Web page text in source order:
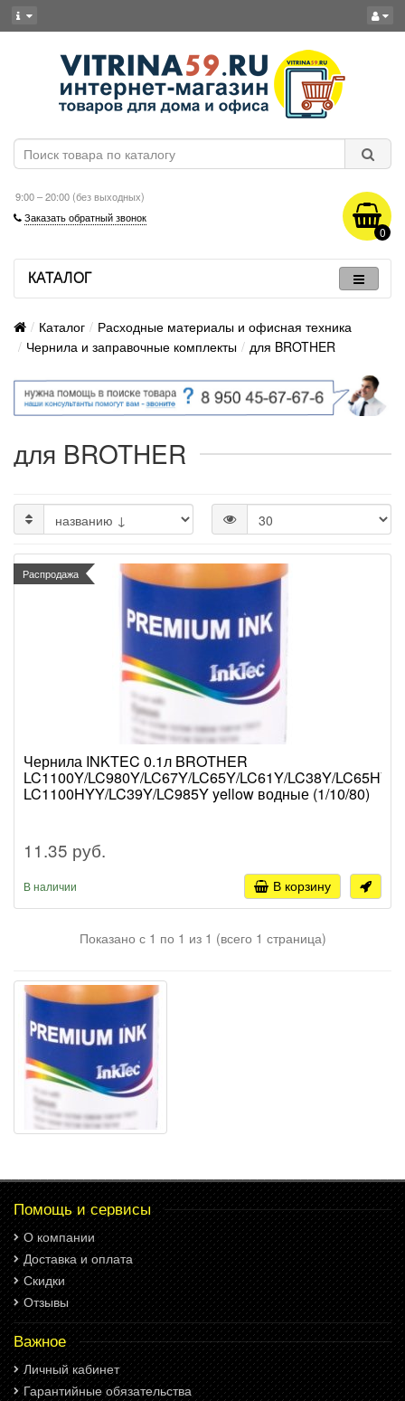
9:00 – 20:00 (без выходных)
Заказать обратный звонок
0
КАТАЛОГ
Каталог
Расходные материалы и офисная техника
Чернила и заправочные комплекты
для BROTHER
для BROTHER
Распродажа
Чернила INKTEC 0.1л BROTHER
LC1100Y/LC980Y/LC67Y/LC65Y/LC61Y/LC38Y/LC65HYY/
LC1100HYY/LC39Y/LC985Y yellow водные (1/10/80)
11.35 руб.
В наличии В корзину
Показано с 1 по 1 из 1 (всего 1 страница)
Помощь и сервисы
О компании
Доставка и оплата
Скидки
Отзывы
Важное
Личный кабинет
Гарантийные обязательства